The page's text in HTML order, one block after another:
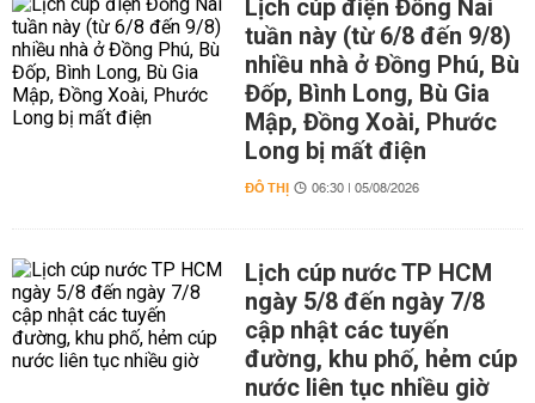
Lịch cúp điện Đồng Nai
tuần này (từ 6/8 đến 9/8)
nhiều nhà ở Đồng Phú, Bù
Đốp, Bình Long, Bù Gia
Mập, Đồng Xoài, Phước
Long bị mất điện
ĐÔ THỊ 06:30 | 05/08/2026
Lịch cúp nước TP HCM
ngày 5/8 đến ngày 7/8
cập nhật các tuyến
đường, khu phố, hẻm cúp
nước liên tục nhiều giờ